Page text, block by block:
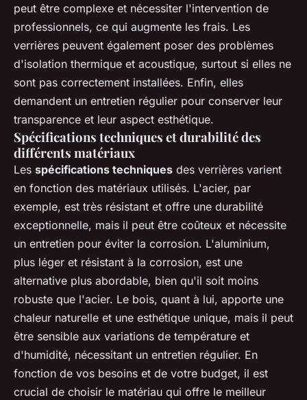
peut être complexe et nécessiter l'intervention de
professionnels, ce qui augmente les frais. Les
verrières peuvent également poser des problèmes
d'isolation thermique et acoustique, surtout si elles ne
sont pas correctement installées. Enfin, elles
demandent un entretien régulier pour conserver leur
transparence et leur aspect esthétique.
Spécifications techniques et durabilité des
différents matériaux
Les spécifications techniques des verrières varient
en fonction des matériaux utilisés. L'acier, par
exemple, est très résistant et offre une durabilité
exceptionnelle, mais il peut être coûteux et nécessite
un entretien pour éviter la corrosion. L'aluminium,
plus léger et résistant à la corrosion, est une
alternative plus abordable, bien qu'il soit moins
robuste que l'acier. Le bois, quant à lui, apporte une
chaleur naturelle et une esthétique unique, mais il peut
être sensible aux variations de température et
d'humidité, nécessitant un entretien régulier. En
fonction de vos besoins et de votre budget, il est
crucial de choisir le matériau qui offre le meilleur